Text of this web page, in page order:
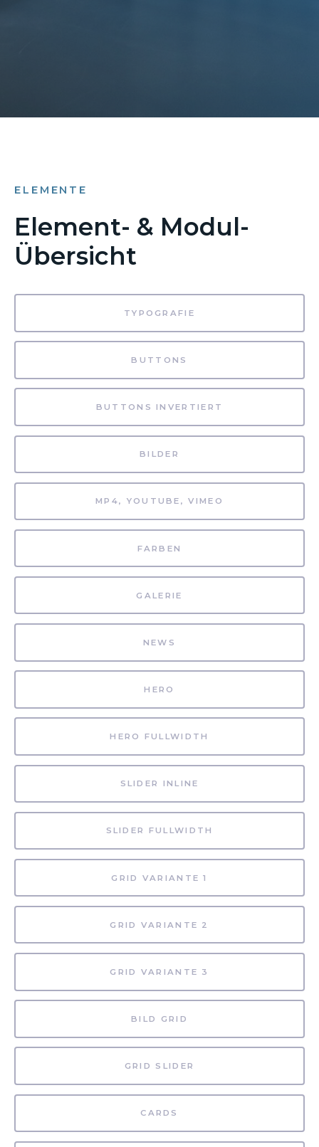
ELEMENTE
Element- & Modul-
Übersicht
TYPOGRAFIE
BUTTONS
BUTTONS INVERTIERT
BILDER
MP4, YOUTUBE, VIMEO
FARBEN
GALERIE
NEWS
HERO
HERO FULLWIDTH
SLIDER INLINE
SLIDER FULLWIDTH
GRID VARIANTE 1
GRID VARIANTE 2
GRID VARIANTE 3
BILD GRID
GRID SLIDER
CARDS